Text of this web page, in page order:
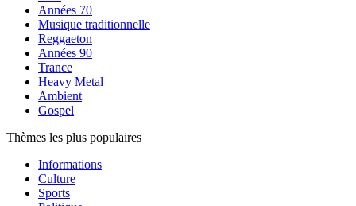
Années 70
Musique traditionnelle
Reggaeton
Années 90
Trance
Heavy Metal
Ambient
Gospel
Thèmes les plus populaires
Informations
Culture
Sports